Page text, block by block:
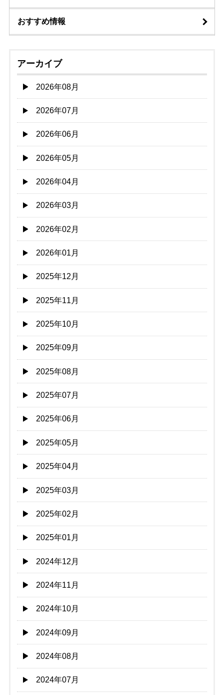
おすすめ情報
アーカイブ
2026年08月
2026年07月
2026年06月
2026年05月
2026年04月
2026年03月
2026年02月
2026年01月
2025年12月
2025年11月
2025年10月
2025年09月
2025年08月
2025年07月
2025年06月
2025年05月
2025年04月
2025年03月
2025年02月
2025年01月
2024年12月
2024年11月
2024年10月
2024年09月
2024年08月
2024年07月